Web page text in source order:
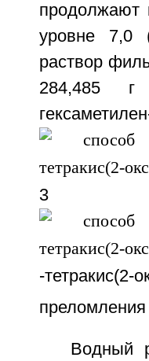
продолжают
уровне 7,0
раствор
284,485 г
3
-
преломления
Водный